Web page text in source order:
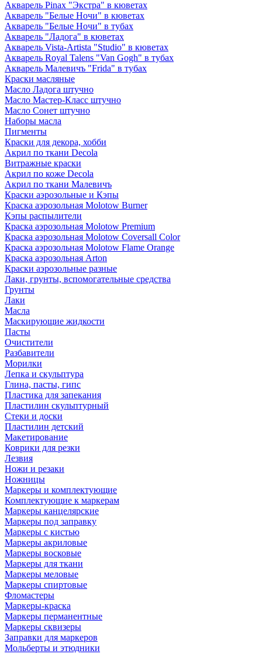
Акварель Pinax "Экстра" в кюветах
Акварель "Белые Ночи" в кюветах
Акварель "Белые Ночи" в тубах
Акварель "Ладога" в кюветах
Акварель Vista-Artista "Studio" в кюветах
Акварель Royal Talens "Van Gogh" в тубах
Акварель Малевичъ "Frida" в тубах
Краски масляные
Масло Ладога штучно
Масло Мастер-Класс штучно
Масло Сонет штучно
Наборы масла
Пигменты
Краски для декора, хобби
Акрил по ткани Decola
Витражные краски
Акрил по коже Decola
Акрил по ткани Малевичъ
Краски аэрозольные и Кэпы
Краска аэрозольная Molotow Burner
Кэпы распылители
Краска аэрозольная Molotow Premium
Краска аэрозольная Molotow Coversall Color
Краска аэрозольная Molotow Flame Orange
Краска аэрозольная Arton
Краски аэрозольные разные
Лаки, грунты, вспомогательные средства
Грунты
Лаки
Масла
Маскирующие жидкости
Пасты
Очистители
Разбавители
Морилки
Лепка и скульптура
Глина, пасты, гипс
Пластика для запекания
Пластилин скульптурный
Стеки и доски
Пластилин детский
Макетирование
Коврики для резки
Лезвия
Ножи и резаки
Ножницы
Маркеры и комплектующие
Комплектующие к маркерам
Маркеры канцелярские
Маркеры под заправку
Маркеры с кистью
Маркеры акриловые
Маркеры восковые
Маркеры для ткани
Маркеры меловые
Маркеры спиртовые
Фломастеры
Маркеры-краска
Маркеры перманентные
Маркеры сквизеры
Заправки для маркеров
Мольберты и этюдники